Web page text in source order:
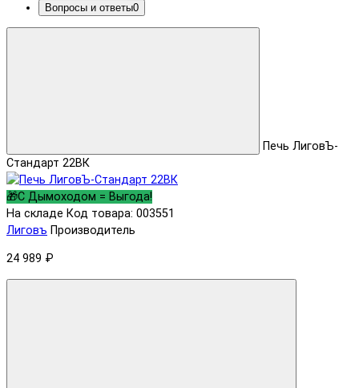
Вопросы и ответы0
Печь ЛиговЪ-
Стандарт 22ВК
🎁С Дымоходом = Выгода!
На складе Код товара: 003551
Лиговъ Производитель
24 989 ₽